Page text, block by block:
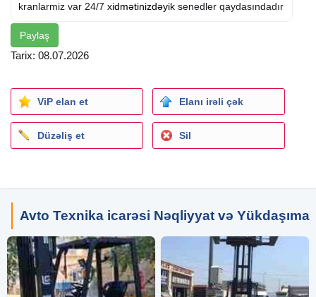
kranlarmiz var 24/7 xidmətinizdəyik senedler qaydasındadır
Paylaş
Tarix: 08.07.2026
ViP elan et Elanı irəli çək
Düzəliş et Sil
Avto Texnika icarəsi Nəqliyyat və Yükdaşıma